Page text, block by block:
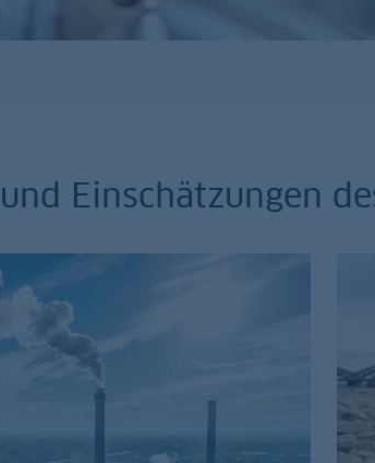
Einschätzungen